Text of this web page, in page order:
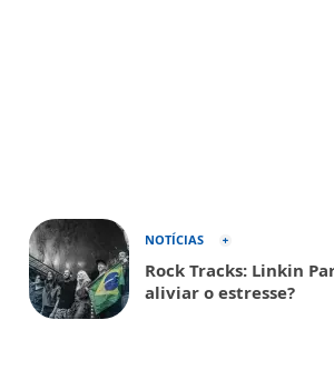
NOTÍCIAS
Rock Tracks: Linkin
aliviar o estresse?